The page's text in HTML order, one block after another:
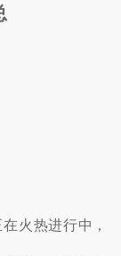
火热进行中，